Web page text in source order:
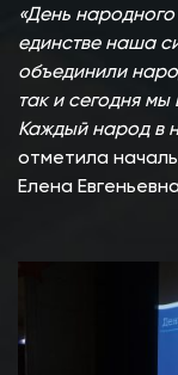
«День
единстве наша
объединили
так и сегодня
Каждый народ в
отметила
Елена